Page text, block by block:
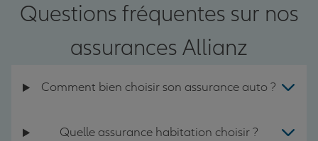
Questions fréquentes sur nos
assurances Allianz
Comment bien choisir son assurance auto ?
Quelle assurance habitation choisir ?